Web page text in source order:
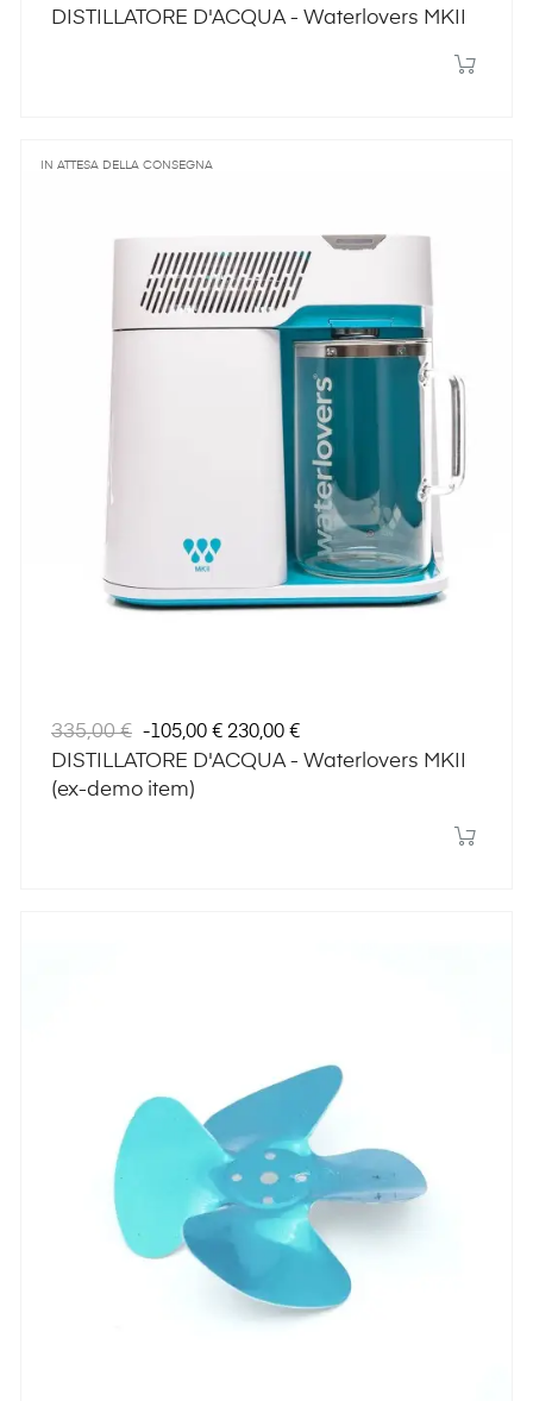
DISTILLATORE D'ACQUA - Waterlovers MKII
IN ATTESA DELLA CONSEGNA
Prezzo
regolare
335,00 € -105,00 € Prezzo
230,00 €
DISTILLATORE D'ACQUA - Waterlovers MKII
(ex-demo item)